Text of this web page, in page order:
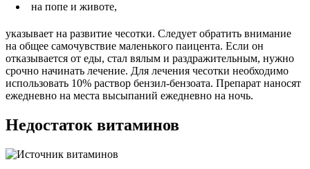
на попе и животе,
указывает на развитие чесотки. Следует обратить внимание
на общее самочувствие маленького паицента. Если он
отказывается от еды, стал вялым и раздражительным, нужно
срочно начинать лечение. Для лечения чесотки необходимо
использовать 10% раствор бензил-бензоата. Препарат наносят
ежедневно на места высыпаний ежедневно на ночь.
Недостаток витаминов